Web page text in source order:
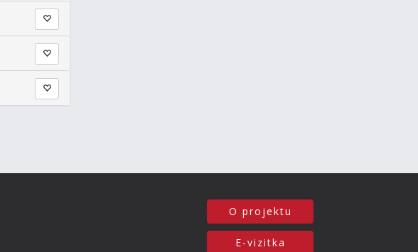
O projektu
E-vizitka